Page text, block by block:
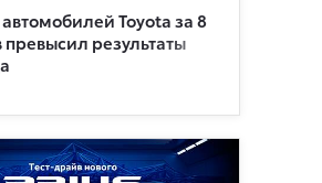
Toyota за 8
превысил результаты